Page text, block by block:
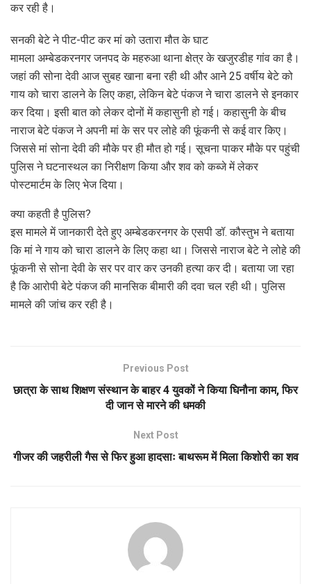
कर रही है।
सनकी बेटे ने पीट-पीट कर मां को उतारा मौत के घाट
मामला अम्बेडकरनगर जनपद के महरुआ थाना क्षेत्र के खजुरडीह गांव का है।
जहां की सोना देवी आज सुबह खाना बना रही थी और आने 25 वर्षीय बेटे को
गाय को चारा डालने के लिए कहा, लेकिन बेटे पंकज ने चारा डालने से इनकार
कर दिया। इसी बात को लेकर दोनों में कहासुनी हो गई। कहासुनी के बीच
नाराज बेटे पंकज ने अपनी मां के सर पर लोहे की फूंकनी से कई वार किए।
जिससे मां सोना देवी की मौके पर ही मौत हो गई। सूचना पाकर मौके पर पहुंची
पुलिस ने घटनास्थल का निरीक्षण किया और शव को कब्जे में लेकर
पोस्टमार्टम के लिए भेज दिया।
क्या कहती है पुलिस?
इस मामले में जानकारी देते हुए अम्बेडकरनगर के एसपी डॉ. कौस्तुभ ने बताया
कि मां ने गाय को चारा डालने के लिए कहा था। जिससे नाराज बेटे ने लोहे की
फूंकनी से सोना देवी के सर पर वार कर उनकी हत्या कर दी। बताया जा रहा
है कि आरोपी बेटे पंकज की मानसिक बीमारी की दवा चल रही थी। पुलिस
मामले की जांच कर रही है।
Previous Post
छात्रा के साथ शिक्षण संस्थान के बाहर 4 युवकों ने किया घिनौना काम, फिर
दी जान से मारने की धमकी
Next Post
गीजर की जहरीली गैस से फिर हुआ हादसाः बाथरूम में मिला किशोरी का शव